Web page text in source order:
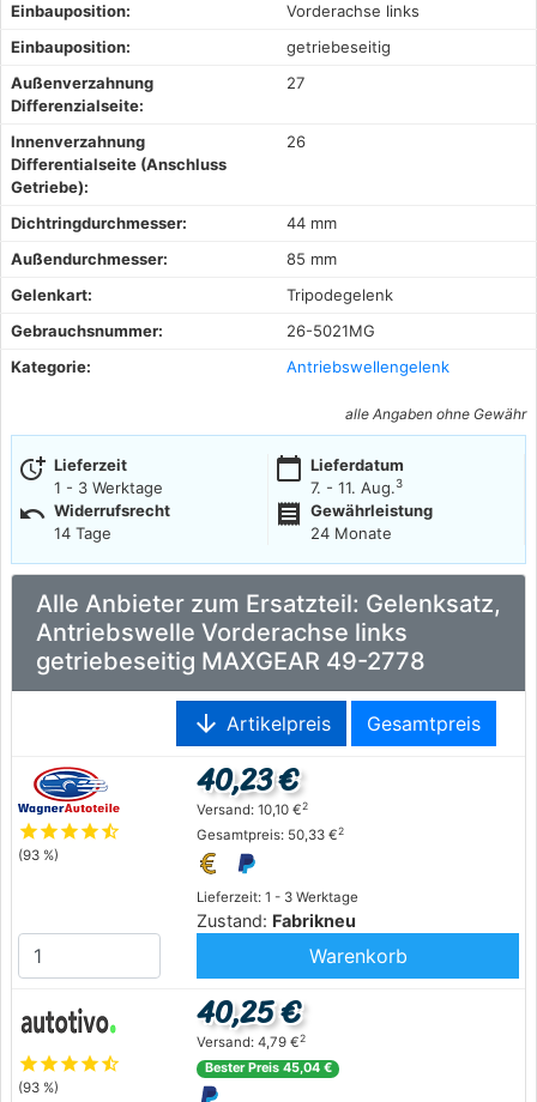
Einbauposition:
Vorderachse links
Einbauposition:
getriebeseitig
Außenverzahnung
Differenzialseite:
27
Innenverzahnung
Differentialseite (Anschluss
Getriebe):
26
Dichtringdurchmesser:
44 mm
Außendurchmesser:
85 mm
Gelenkart:
Tripodegelenk
Gebrauchsnummer:
26-5021MG
Kategorie:
Antriebswellengelenk
alle Angaben ohne Gewähr
more_time Lieferzeit
1 - 3 Werktage
calendar_today Lieferdatum
7. - 11. Aug.3
undo Widerrufsrecht
14 Tage
receipt
Gewährleistung
24 Monate
Alle Anbieter zum Ersatzteil: Gelenksatz,
Antriebswelle Vorderachse links
getriebeseitig MAXGEAR 49-2778
arrow_downward Artikelpreis Gesamtpreis
starstarstarstarstar_half
(93 %)
Lieferzeit: 1 - 3 Werktage
Zustand: Fabrikneu
40,23 €
Versand: 10,10 €2
Gesamtpreis: 50,33 €2
Warenkorb
starstarstarstarstar_half
(93 %)
40,25 €
Versand: 4,79 €2
Bester Preis 45,04 €